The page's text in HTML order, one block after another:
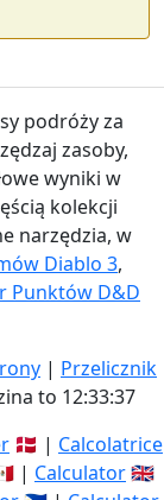
podróży za
zasoby,
wyniki w
kolekcji
narzędzia, w
Diablo 3,
Punktów D&D
| Przelicznik
to 12:33:38
🇩🇰 | Calcolatrice
| Calculator🇬🇧